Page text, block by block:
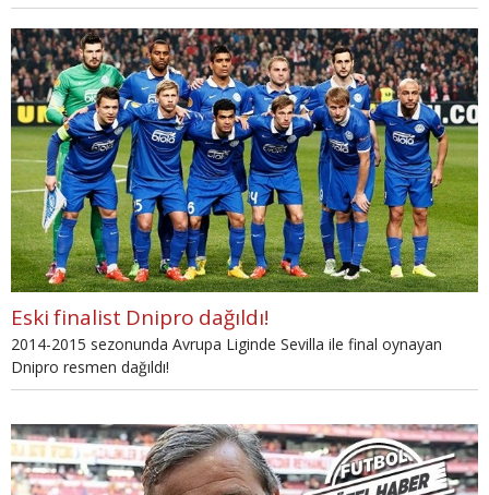
Eski finalist Dnipro dağıldı!
2014-2015 sezonunda Avrupa Liginde Sevilla ile final oynayan
Dnipro resmen dağıldı!